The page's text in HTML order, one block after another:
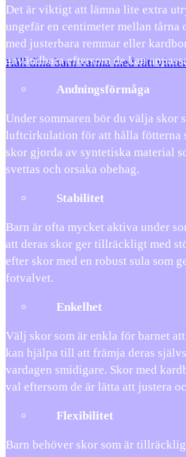
Håll dina barn varma med rätt
Det är viktigt att lämna lite extra
ungefär en centimeter mellan tårna
med justerbara remmar eller
användbara eftersom de kan
Andningsförmåga
Under sommaren bör du välja skor
luftcirkulation för att hålla fötterna
skor gjorda av syntetiska material
svettas och orsaka obehag.
Stabilitet
Barn är ofta mycket aktiva under
att deras skor ger tillräckligt med
efter skor med en robust sula som
fotvalvet.
Enkelhet
Välj skor som är enkla för barnet
kan hjälpa till att främja deras
vardagen smidigare. Skor med
val eftersom de är lätta att justera
Flexibilitet
Barn behöver skor som är